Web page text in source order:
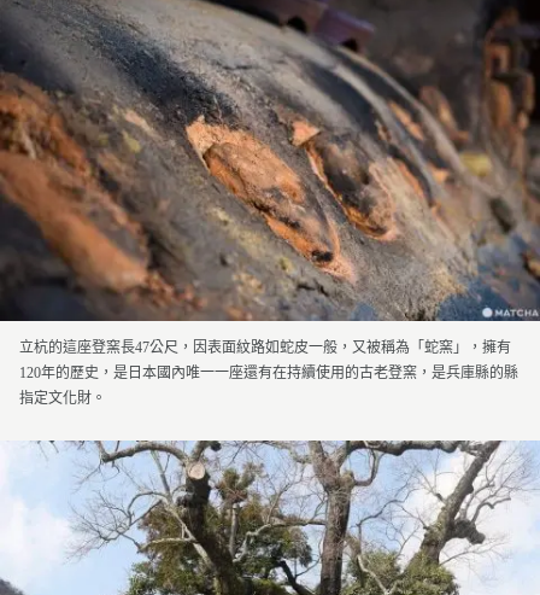
立杭的這座登窯長47公尺，因表面紋路如蛇皮一般，又被稱為「蛇窯」，擁有
120年的歷史，是日本國內唯一一座還有在持續使用的古老登窯，是兵庫縣的縣
指定文化財。